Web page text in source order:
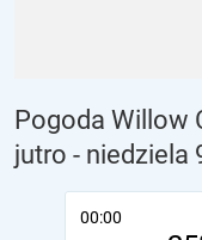
Pogoda Willow
jutro - niedziela
00:00